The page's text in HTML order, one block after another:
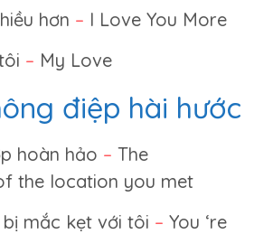
hơn – I Love You More
– My Love
điệp hài hước
hoàn hảo – The
the location you met
mắc kẹt với tôi – You ‘re